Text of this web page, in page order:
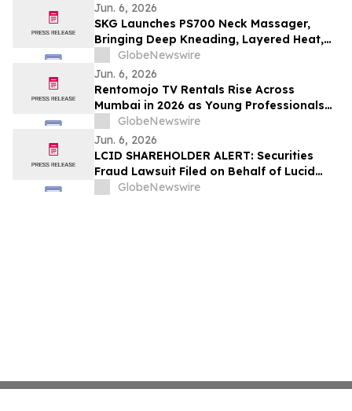
Jun. 6, 2026
SKG Launches PS700 Neck Massager,
Bringing Deep Kneading, Layered Heat,
and Immersive Audio to Everyday
Recovery
GlobeNewswire
Jun. 6, 2026
Rentomojo TV Rentals Rise Across
Mumbai in 2026 as Young Professionals
and Short-Term Renters Reconsider The
Prohibitive Cost of Television Ownership
GlobeNewswire
Jun. 6, 2026
LCID SHAREHOLDER ALERT: Securities
Fraud Lawsuit Filed on Behalf of Lucid
Group, Inc. Investors - Contact Kirby
GlobeNewswire